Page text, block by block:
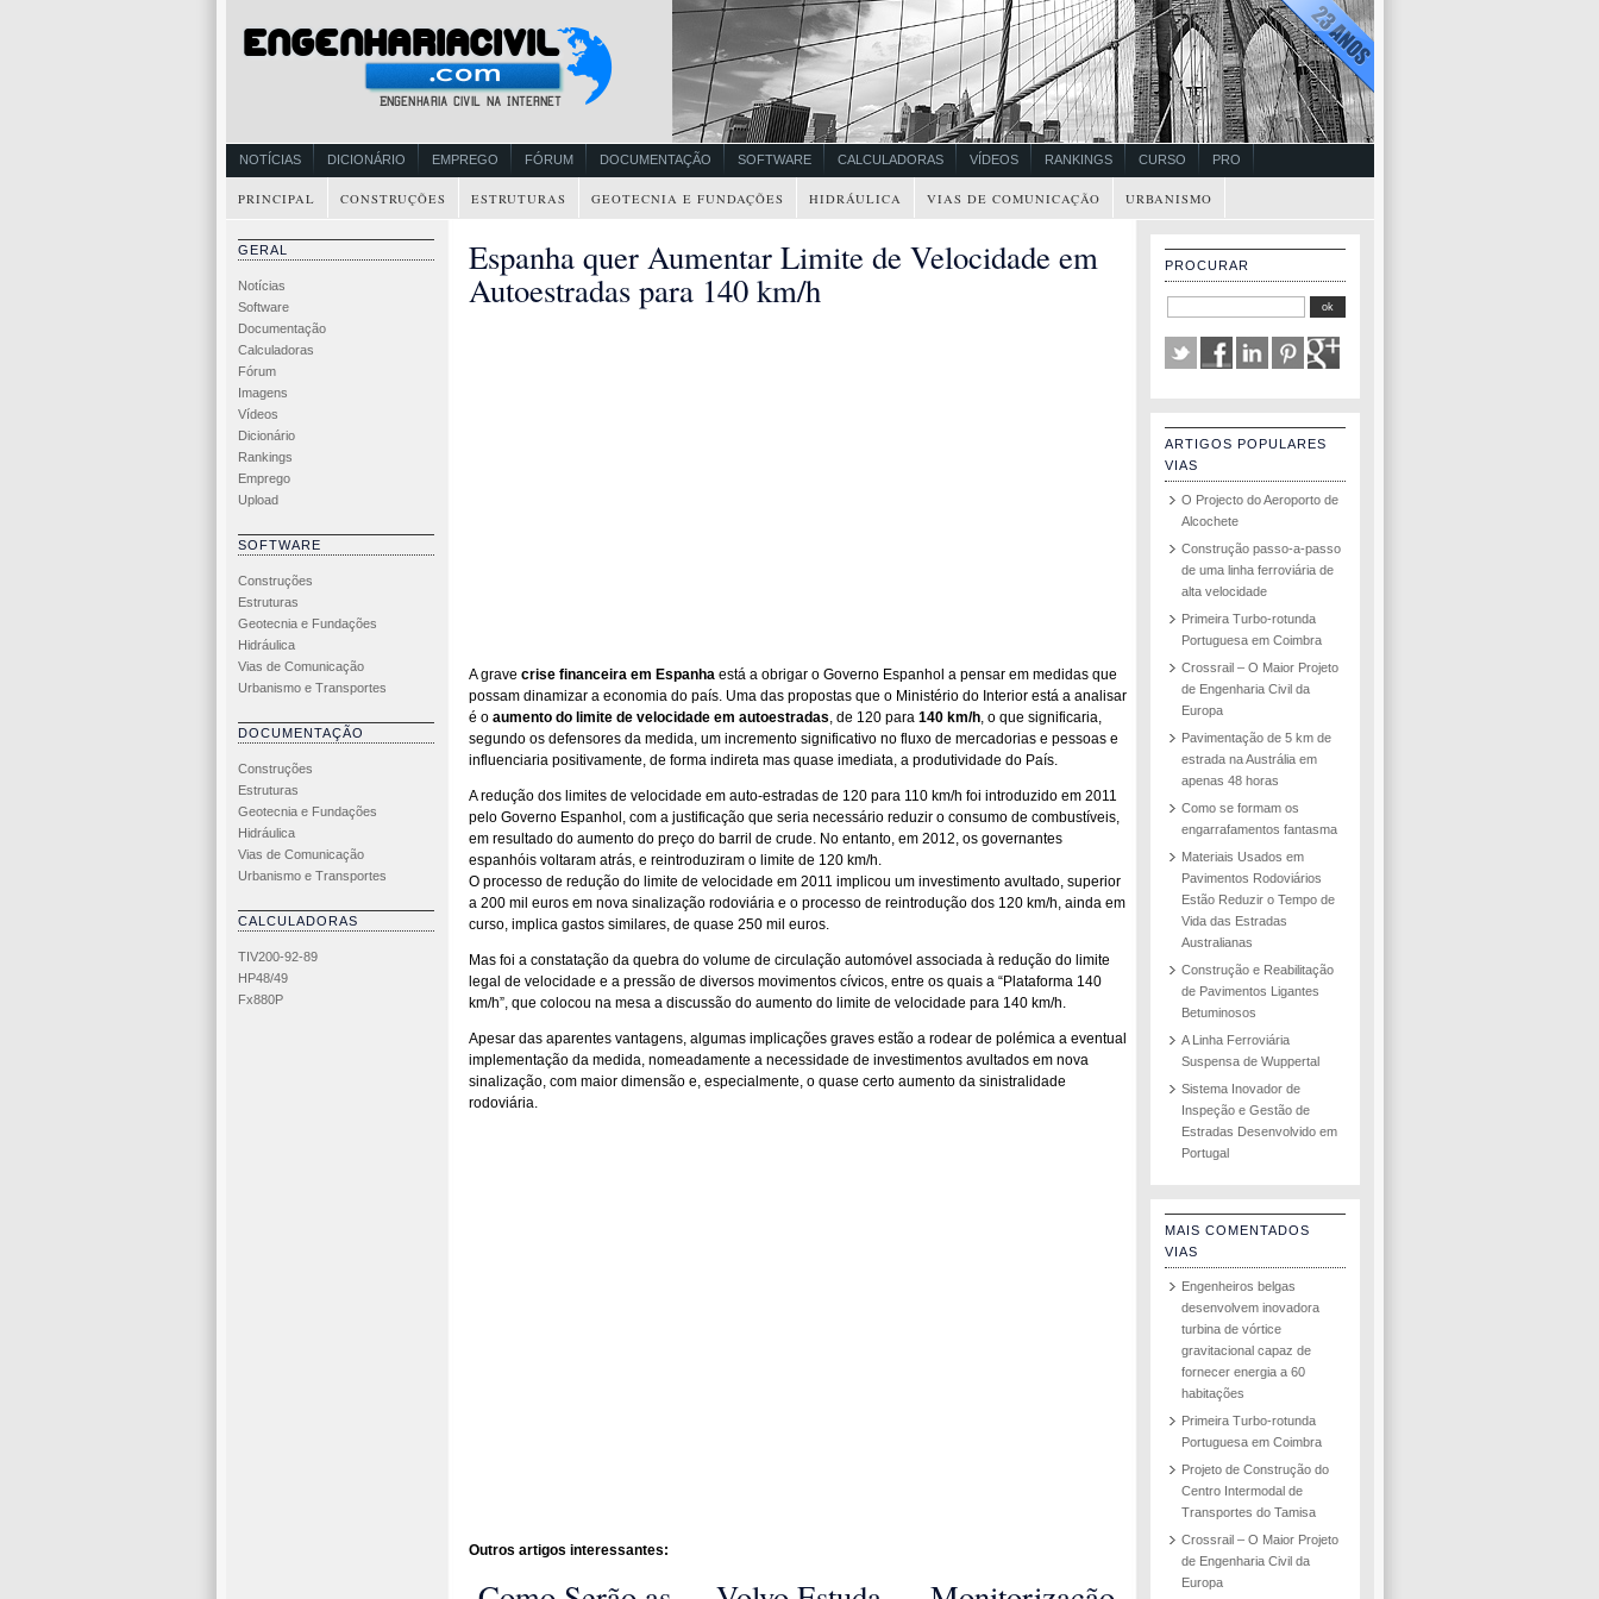
NOTÍCIAS DICIONÁRIO EMPREGO FÓRUM DOCUMENTAÇÃO SOFTWARE CALCULADORAS VÍDEOS RANKINGS CURSO PRO
PRINCIPAL CONSTRUÇÕES ESTRUTURAS GEOTECNIA E FUNDAÇÕES HIDRÁULICA VIAS DE COMUNICAÇÃO URBANISMO
GERAL
Notícias
Software
Documentação
Calculadoras
Fórum
Imagens
Vídeos
Dicionário
Rankings
Emprego
Upload
SOFTWARE
Construções
Estruturas
Geotecnia e Fundações
Hidráulica
Vias de Comunicação
Urbanismo e Transportes
DOCUMENTAÇÃO
Construções
Estruturas
Geotecnia e Fundações
Hidráulica
Vias de Comunicação
Urbanismo e Transportes
CALCULADORAS
TIV200-92-89
HP48/49
Fx880P
Espanha quer Aumentar Limite de Velocidade em
Autoestradas para 140 km/h
A grave crise financeira em Espanha está a obrigar o Governo Espanhol a pensar em medidas que
possam dinamizar a economia do país. Uma das propostas que o Ministério do Interior está a analisar
é o aumento do limite de velocidade em autoestradas , de 120 para 140 km/h, o que significaria,
segundo os defensores da medida, um incremento significativo no fluxo de mercadorias e pessoas e
influenciaria positivamente, de forma indireta mas quase imediata, a produtividade do País.
A redução dos limites de velocidade em auto-estradas de 120 para 110 km/h foi introduzido em 2011
pelo Governo Espanhol, com a justificação que seria necessário reduzir o consumo de combustíveis,
em resultado do aumento do preço do barril de crude. No entanto, em 2012, os governantes
espanhóis voltaram atrás, e reintroduziram o limite de 120 km/h.
O processo de redução do limite de velocidade em 2011 implicou um investimento avultado, superior
a 200 mil euros em nova sinalização rodoviária e o processo de reintrodução dos 120 km/h, ainda em
curso, implica gastos similares, de quase 250 mil euros.
Mas foi a constatação da quebra do volume de circulação automóvel associada à redução do limite
legal de velocidade e a pressão de diversos movimentos cívicos, entre os quais a “Plataforma 140
km/h”, que colocou na mesa a discussão do aumento do limite de velocidade para 140 km/h.
Apesar das aparentes vantagens, algumas implicações graves estão a rodear de polémica a eventual
implementação da medida, nomeadamente a necessidade de investimentos avultados em nova
sinalização, com maior dimensão e, especialmente, o quase certo aumento da sinistralidade
rodoviária.
Outros artigos interessantes:
PROCURAR
ARTIGOS POPULARES
VIAS
O Projecto do Aeroporto de
Alcochete
Construção passo-a-passo
de uma linha ferroviária de
alta velocidade
Primeira Turbo-rotunda
Portuguesa em Coimbra
Crossrail – O Maior Projeto
de Engenharia Civil da
Europa
Pavimentação de 5 km de
estrada na Austrália em
apenas 48 horas
Como se formam os
engarrafamentos fantasma
Materiais Usados em
Pavimentos Rodoviários
Estão Reduzir o Tempo de
Vida das Estradas
Australianas
Construção e Reabilitação
de Pavimentos Ligantes
Betuminosos
A Linha Ferroviária
Suspensa de Wuppertal
Sistema Inovador de
Inspeção e Gestão de
Estradas Desenvolvido em
Portugal
MAIS COMENTADOS
VIAS
Engenheiros belgas
desenvolvem inovadora
turbina de vórtice
gravitacional capaz de
fornecer energia a 60
habitações
Primeira Turbo-rotunda
Portuguesa em Coimbra
Projeto de Construção do
Centro Intermodal de
Transportes do Tamisa
Crossrail – O Maior Projeto
de Engenharia Civil da
Europa